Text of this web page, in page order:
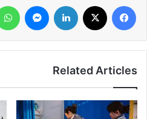
فيسبوك لينكدإن ماسنجر
Related Articles